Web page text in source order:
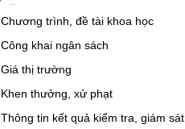
Chương trình, đề tài khoa học
Công khai ngân sách
Giá thị trường
Khen thưởng, xử phạt
Thông tin kết quả kiểm tra, giám sát